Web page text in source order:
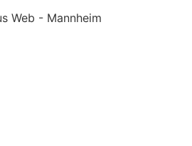
Web - Mannheim